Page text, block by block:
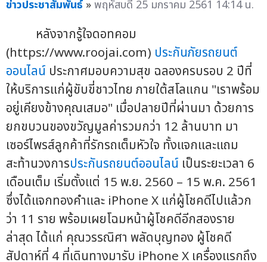
ข่าวประชาสัมพันธ์ »พฤหัสบดี 25 มกราคม 2561 14:14 น.
หลังจากรู้ใจดอทคอม
(https://www.roojai.com) ประกันภัยรถยนต์
ออนไลน์ ประกาศมอบความสุข ฉลองครบรอบ 2 ปีที่
ให้บริการแก่ผู้ขับขี่ชาวไทย ภายใต้สโลแกน "เราพร้อม
อยู่เคียงข้างคุณเสมอ" เมื่อปลายปีที่ผ่านมา ด้วยการ
ยกขบวนของขวัญมูลค่ารวมกว่า 12 ล้านบาท มา
เซอร์ไพรส์ลูกค้าที่รักรถเต็มหัวใจ ทั้งแจกและแถม
สะท้านวงการประกันรถยนต์ออนไลน์ เป็นระยะเวลา 6
เดือนเต็ม เริ่มตั้งแต่ 15 พ.ย. 2560 – 15 พ.ค. 2561
ซึ่งได้แจกทองคำและ iPhone X แก่ผู้โชคดีไปแล้วก
ว่า 11 ราย พร้อมเผยโฉมหน้าผู้โชคดีอีกสองราย
ล่าสุด ได้แก่ คุณวรรณิศา พลัดบุญทอง ผู้โชคดี
สัปดาห์ที่ 4 ที่เดินทางมารับ iPhone X เครื่องแรกถึง